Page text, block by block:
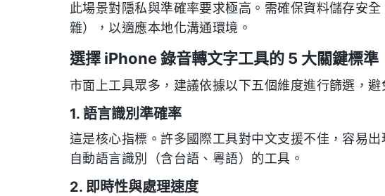
此場景對隱私與準確率要求極高。需確保資料儲存安
雜），以適應本地化溝通環境。
選擇 iPhone 錄音轉文字工具的 5 大關鍵標準
市面上工具眾多，建議依據以下五個維度進行篩選，避
1. 語言識別準確率
這是核心指標。許多國際工具對中文支援不佳，容易
自動語言識別（含台語、粵語）的工具。
2. 即時性與處理速度